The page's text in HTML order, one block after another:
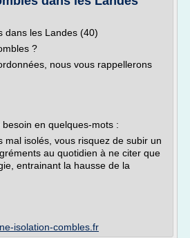
dans les Landes (40)
?
nous vous rappellerons
en quelques-mots :
mal isolés, vous risquez de subir un
au quotidien à ne citer que
entrainant la hausse de la
isolation-combles.fr